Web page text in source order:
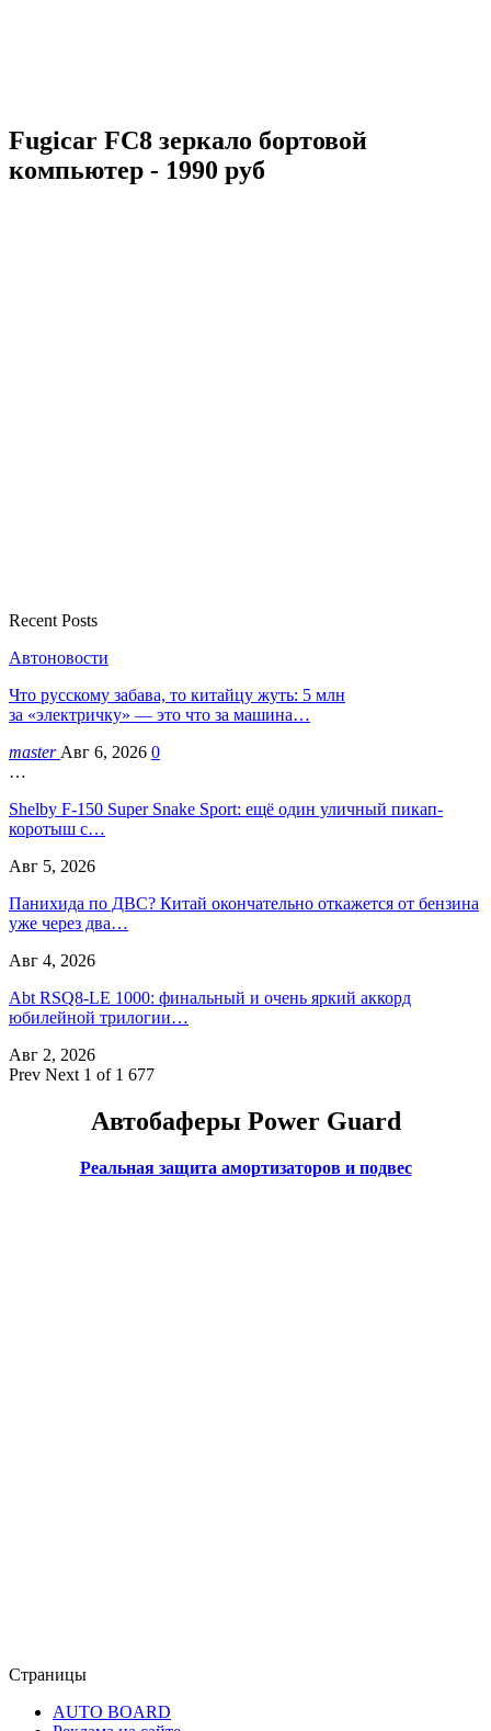
Fugicar FC8 зеркало бортовой
компьютер - 1990 руб
Recent Posts
Автоновости
Что русскому забава, то китайцу жуть: 5 млн
за «электричку» — это что за машина…
master Авг 6, 2026 0
…
Shelby F-150 Super Snake Sport: ещё один уличный пикап-
коротыш с…
Авг 5, 2026
Панихида по ДВС? Китай окончательно откажется от бензина
уже через два…
Авг 4, 2026
Abt RSQ8-LE 1000: финальный и очень яркий аккорд
юбилейной трилогии…
Авг 2, 2026
Prev Next 1 of 1 677
Автобаферы Power Guard
Реальная защита амортизаторов и подвес
Страницы
AUTO BOARD